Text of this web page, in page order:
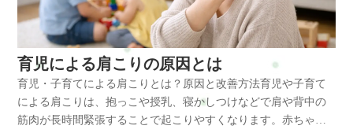
式…予約・トークでやり取り・お得情報・楽天ビューティー…
予約可・minimo…予約可・誰でも使えるWEB予約…予約可※掲
載サイトによって料金やコースが違います。無理なく、安心し
て選んでくださいね。#ui-datepicker-div{z-index:10000
!important;}.ui-datepicker-calendar th,.ui-datepicker-calendar td{min-
width:unset !important;}select.ui-datepicker-year,select.ui-datepicker-
month{height:2em !important;gap:5px;}span.del +
猫背は同じですか？A：似ていますが少し違います。猫背は背中
が丸くなる姿勢、巻き肩は肩が前に出る姿勢です。両方が同時
に起こることが多いです。Q: 巻き肩はストレッチで改善します
か？A：軽い巻き肩であればストレッチで改善することもありま
す。ただし筋肉のバランスが崩れている場合は整体などの施術
も有効です。Q: デスクワーク中に出来る対策はありますか？
A：1時間に1回立ち上がること、胸を開くストレッチ、モニター
ります。すると胸郭出口まわりの通りが悪くなり、肩や腕のだ
るさだけでなく、首まわりの循環低下から頭痛が出やすくなり
ます。睡眠不足と筋肉の緊張が重なると、回復しきれないまま
次の日の負担が積み重なり、頭痛が慢性化しやすくなります。
体に起こる変化 育児による頭痛の背景では、筋肉・関節・自律
神経にさまざまな変化が起こっています。まず、頭は大人で4～
6kgほどあるため、前かがみ姿勢になるほど首への負担は大きく
になりやすく、頭が前に出る姿勢が続きます。頭は約4～6kgほ
どあるため、前に出るほど首の筋肉には大きな負担がかかりま
す。特に負担が集中しやすい筋肉は次の通りです。・僧帽筋・
肩甲挙筋・胸鎖乳突筋・小胸筋・後頭下筋群これらの筋肉が硬
くなると首の可動域が狭くなり、振り向きにくさや重だるさ、
痛みなどを感じやすくなります。主な原因 育児中の首の痛みや
コリは、日常生活のさまざまな要因が重なって起こります。・
育児による肩こりの原因とは
育児・子育てによる肩こりとは？原因と改善方法育児や子育て
による肩こりは、抱っこや授乳、寝かしつけなどで肩や背中の
筋肉が長時間緊張することで起こりやすくなります。赤ちゃん